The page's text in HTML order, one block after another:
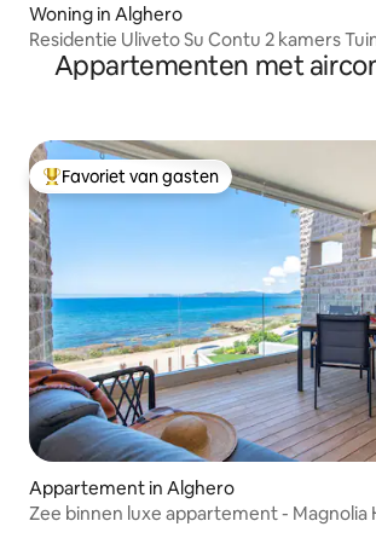
Woning in Alghero
Residentie Uliveto Su Contu 2 kamers
Appartementen met
Topfavoriet van gasten
Favoriet van gasten
Appartement in Alghero
Zee binnen luxe appartement - Magnolia